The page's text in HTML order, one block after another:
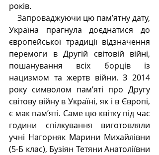
років.
Україна прагнула доєднатися до
європейської традиції відзначення
перемоги в Другій світовій війні,
пошанування всіх борців із
нацизмом та жертв війни. З 2014
року символом памʼяті про Другу
світову війну в Україні, як і в Європі,
є мак памʼяті. Саме цю квітку під час
години спілкування виготовляли
учні Нагорняк Марини Михайлівни
(5-Б клас), Бузіян Тетяни Анатоліївни